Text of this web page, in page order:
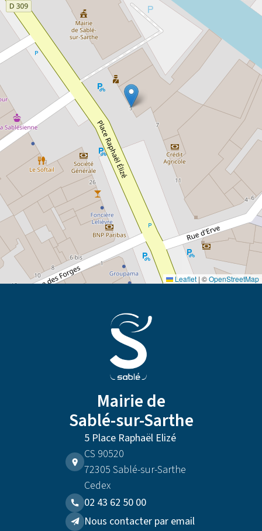
Leaflet | ©OpenStreetMap
Mairie de
Sablé-sur-Sarthe
5 Place Raphaël Elizé
CS 90520
72305 Sablé-sur-Sarthe
Cedex
02 43 62 50 00
Nous contacter par email